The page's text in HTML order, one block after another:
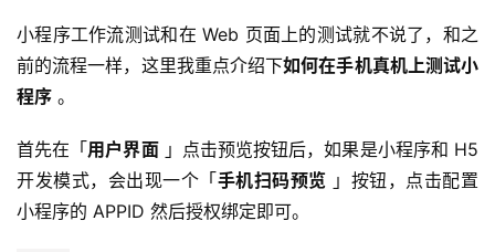
小程序工作流测试和在 Web 页面上的测试就不说了，和之
前的流程一样，这里我重点介绍下如何在手机真机上测试小
程序 。
首先在「用户界面 」点击预览按钮后，如果是小程序和 H5
开发模式，会出现一个「手机扫码预览 」按钮，点击配置
小程序的 APPID 然后授权绑定即可。